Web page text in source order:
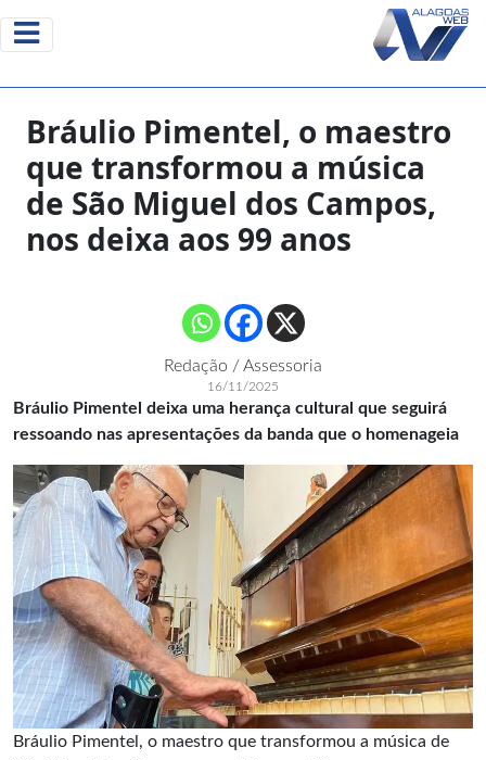
Bráulio Pimentel, o maestro
que transformou a música
de São Miguel dos Campos,
nos deixa aos 99 anos
Redação / Assessoria
16/11/2025
Bráulio Pimentel deixa uma herança cultural que seguirá
ressoando nas apresentações da banda que o homenageia
Bráulio Pimentel, o maestro que transformou a música de